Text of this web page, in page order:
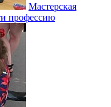
Мастерская
профессию